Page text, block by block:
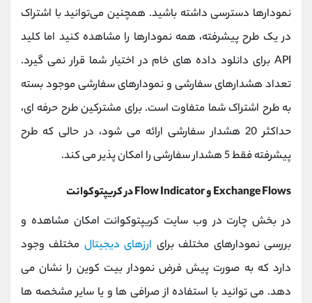
نمودارها دسترسی داشته باشید. همچنین می‌توانید با اشتراک
در یک طرح پیشرفته، همه نمودارها را مشاهده کنید اما کلید
API برای دانلود داده ‌های خام در اختیار شما قرار نمی‌ گیرد.
تعداد هشدارهای سفارشی و نمودارهای سفارشی موجود بسته
به طرح اشتراک شما متفاوت است. برای مشترکین طرح حرفه ای،
حداکثر 20 هشدار سفارشی ارائه می شود، در حالی که طرح
پیشرفته فقط 5 هشدار سفارشی را امکان پذیر می کند.
Exchange Flows و Flow Indicator در کریپتوکوانت
در بخش چارت در وب سایت کریپتوکوانت امکان مشاهده و
بررسی نمودارهای مختلف برای ارزهای دیجیتال مختلف وجود
دارد که به صورت پیش فرض نمودار بیت کوین را نشان می
دهد. می توانید با استفاده از صرافی ها و یا سایر مشخصه ها